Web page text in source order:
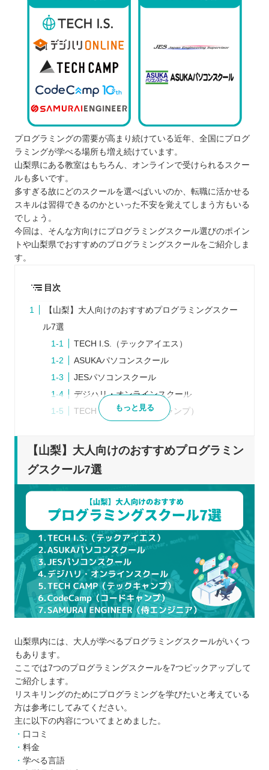
プログラミングの需要が高まり続けている近年、全国にプログ
ラミングが学べる場所も増え続けています。
山梨県にある教室はもちろん、オンラインで受けられるスクー
ルも多いです。
多すぎる故にどのスクールを選べばいいのか、転職に活かせる
スキルは習得できるのかといった不安を覚えてしまう方もいる
でしょう。
今回は、そんな方向けにプログラミングスクール選びのポイン
トや山梨県でおすすめのプログラミングスクールをご紹介しま
す。
目次
【山梨】大人向けのおすすめプログラミングスクー
ル7選
TECH I.S.（テックアイエス）
ASUKAパソコンスクール
JESパソコンスクール
デジハリ・オンラインスクール
TECH CAMP（テックキャンプ）
SAMURAI ENGINEER（侍エンジニア）
イント
どの程度の予算や時間を確保できるか決め
る
口コミや体験談から自分にあっているか見
極める
説明会や体験レッスンを積極的に利用する
最初から1ヶ所に絞らない
プログラミングスクールを比較するときの5つのポ
しっかりとサポートしてくれるスクールか
スケジュールは詰まり過ぎていないか
オンラインとオフラインのどちらか
受講料金はいくらか
プログラミングスクールに通う5つのメリット
もっと見る
【山梨】大人向けのおすすめプログラミン
グスクール7選
山梨県内には、大人が学べるプログラミングスクールがいくつ
もあります。
ここでは7つのプログラミングスクールを7つピックアップして
ご紹介します。
リスキリングのためにプログラミングを学びたいと考えている
方は参考にしてみてください。
主に以下の内容についてまとめました。
口コミ
料金
学べる言語